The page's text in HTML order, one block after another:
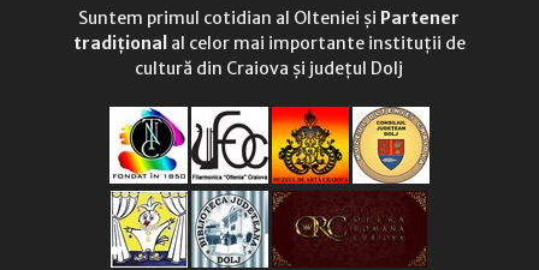
Suntem primul cotidian al Olteniei și Partener
tradițional al celor mai importante instituții de
cultură din Craiova și județul Dolj